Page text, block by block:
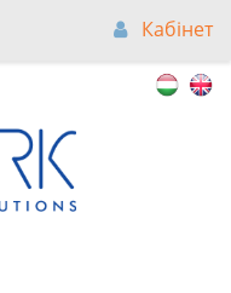
Кабінет